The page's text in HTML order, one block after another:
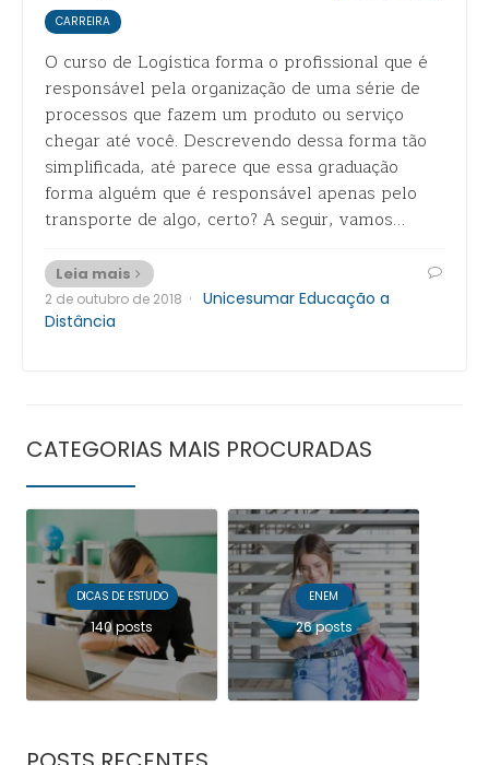
CARREIRA
O curso de Logística forma o profissional que é
responsável pela organização de uma série de
processos que fazem um produto ou serviço
chegar até você. Descrevendo dessa forma tão
simplificada, até parece que essa graduação
forma alguém que é responsável apenas pelo
transporte de algo, certo? A seguir, vamos…
Leia mais
2 de outubro de 2018 · Unicesumar Educação a
Distância
CATEGORIAS MAIS PROCURADAS
DICAS DE ESTUDO
140 posts
ENEM
26 posts